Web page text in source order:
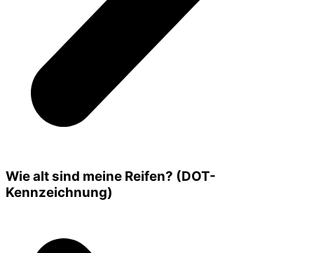
Wie alt sind meine Reifen? (DOT-
Kennzeichnung)